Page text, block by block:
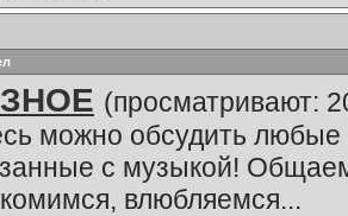
(просматривают:
можно обсудить
с музыкой!
влюбляемся...